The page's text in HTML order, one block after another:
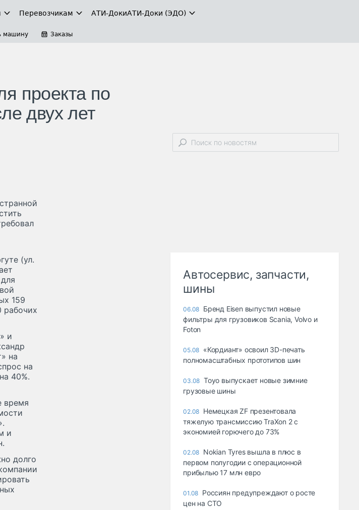
Перевозчикам АТИ-ДокиАТИ-Доки (ЭДО)
машину Заказы
проекта по
двух лет
(ул.
159
рабочих
и
на
на
40%.
время
и
долго
Автосервис, запчасти,
шины
06.08 Бренд Eisen выпустил новые
фильтры для грузовиков Scania, Volvo и
Foton
05.08 «Кордиант» освоил 3D-печать
полномасштабных прототипов шин
03.08 Toyo выпускает новые зимние
грузовые шины
02.08 Немецкая ZF презентовала
тяжелую трансмиссию TraXon 2 с
экономией горючего до 73%
02.08 Nokian Tyres вышла в плюс в
первом полугодии с операционной
прибылью 17 млн евро
01.08 Россиян предупреждают о росте
цен на СТО